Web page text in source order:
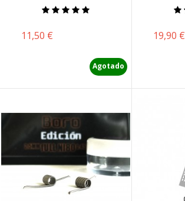
Precio
11,50 €
Agotado
Precio
19,90 €